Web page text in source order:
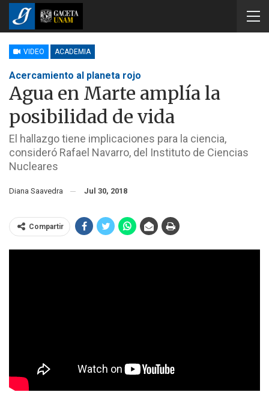
VIDEO ACADEMIA
Acercamiento al planeta rojo
Agua en Marte amplía la
posibilidad de vida
El hallazgo tiene implicaciones para la ciencia,
consideró Rafael Navarro, del Instituto de Ciencias
Nucleares
Diana Saavedra Jul 30, 2018
Compartir